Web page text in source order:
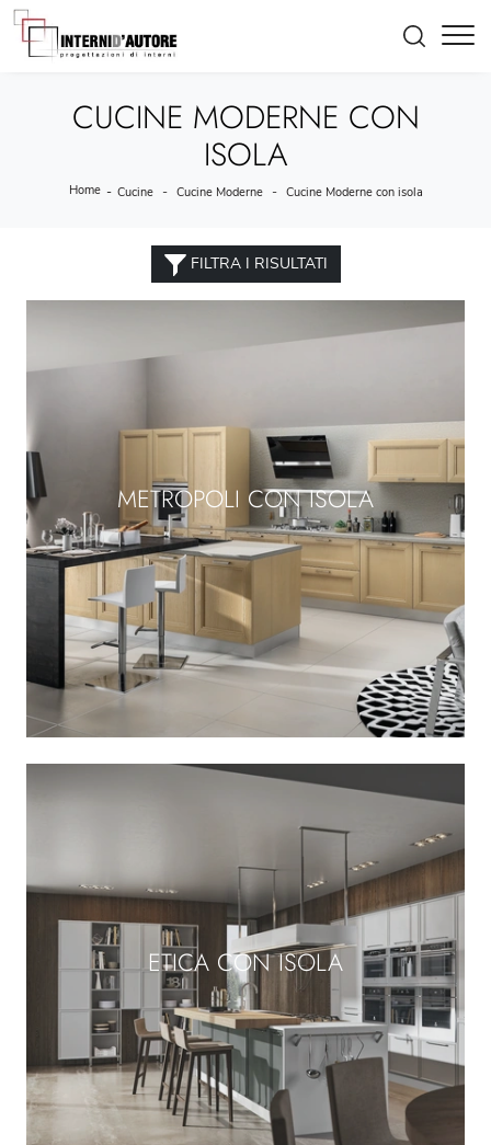
CUCINE MODERNE CON
ISOLA
Home - Cucine - Cucine Moderne - Cucine Moderne con isola
FILTRA I RISULTATI
METROPOLI CON ISOLA
ETICA CON ISOLA